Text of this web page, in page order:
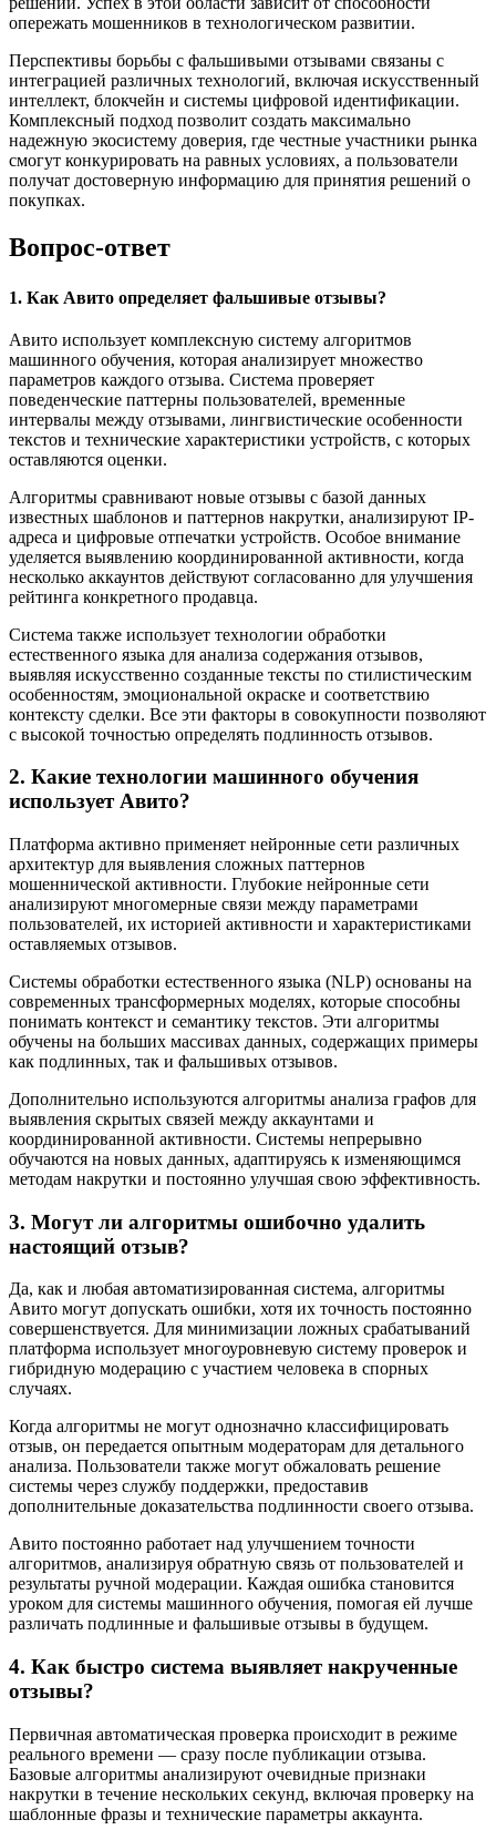
опережать мошенников в технологическом развитии.
Перспективы борьбы с фальшивыми отзывами связаны с
интеграцией различных технологий, включая искусственный
интеллект, блокчейн и системы цифровой идентификации.
Комплексный подход позволит создать максимально
надежную экосистему доверия, где честные участники рынка
смогут конкурировать на равных условиях, а пользователи
получат достоверную информацию для принятия решений о
покупках.
Вопрос-ответ
1. Как Авито определяет фальшивые отзывы?
Авито использует комплексную систему алгоритмов
машинного обучения, которая анализирует множество
параметров каждого отзыва. Система проверяет
поведенческие паттерны пользователей, временные
интервалы между отзывами, лингвистические особенности
текстов и технические характеристики устройств, с которых
оставляются оценки.
Алгоритмы сравнивают новые отзывы с базой данных
известных шаблонов и паттернов накрутки, анализируют IP-
адреса и цифровые отпечатки устройств. Особое внимание
уделяется выявлению координированной активности, когда
несколько аккаунтов действуют согласованно для улучшения
рейтинга конкретного продавца.
Система также использует технологии обработки
естественного языка для анализа содержания отзывов,
выявляя искусственно созданные тексты по стилистическим
особенностям, эмоциональной окраске и соответствию
контексту сделки. Все эти факторы в совокупности позволяют
с высокой точностью определять подлинность отзывов.
2. Какие технологии машинного обучения
использует Авито?
Платформа активно применяет нейронные сети различных
архитектур для выявления сложных паттернов
мошеннической активности. Глубокие нейронные сети
анализируют многомерные связи между параметрами
пользователей, их историей активности и характеристиками
оставляемых отзывов.
Системы обработки естественного языка (NLP) основаны на
современных трансформерных моделях, которые способны
понимать контекст и семантику текстов. Эти алгоритмы
обучены на больших массивах данных, содержащих примеры
как подлинных, так и фальшивых отзывов.
Дополнительно используются алгоритмы анализа графов для
выявления скрытых связей между аккаунтами и
координированной активности. Системы непрерывно
обучаются на новых данных, адаптируясь к изменяющимся
методам накрутки и постоянно улучшая свою эффективность.
3. Могут ли алгоритмы ошибочно удалить
настоящий отзыв?
Да, как и любая автоматизированная система, алгоритмы
Авито могут допускать ошибки, хотя их точность постоянно
совершенствуется. Для минимизации ложных срабатываний
платформа использует многоуровневую систему проверок и
гибридную модерацию с участием человека в спорных
случаях.
Когда алгоритмы не могут однозначно классифицировать
отзыв, он передается опытным модераторам для детального
анализа. Пользователи также могут обжаловать решение
системы через службу поддержки, предоставив
дополнительные доказательства подлинности своего отзыва.
Авито постоянно работает над улучшением точности
алгоритмов, анализируя обратную связь от пользователей и
результаты ручной модерации. Каждая ошибка становится
уроком для системы машинного обучения, помогая ей лучше
различать подлинные и фальшивые отзывы в будущем.
4. Как быстро система выявляет накрученные
отзывы?
Первичная автоматическая проверка происходит в режиме
реального времени — сразу после публикации отзыва.
Базовые алгоритмы анализируют очевидные признаки
накрутки в течение нескольких секунд, включая проверку на
шаблонные фразы и технические параметры аккаунта.